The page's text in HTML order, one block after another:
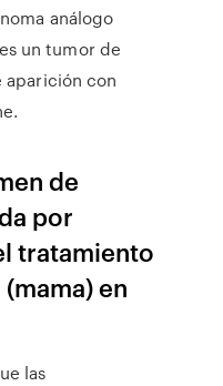
análogo
un tumor de
aparición con
de
por
tratamiento
en
las